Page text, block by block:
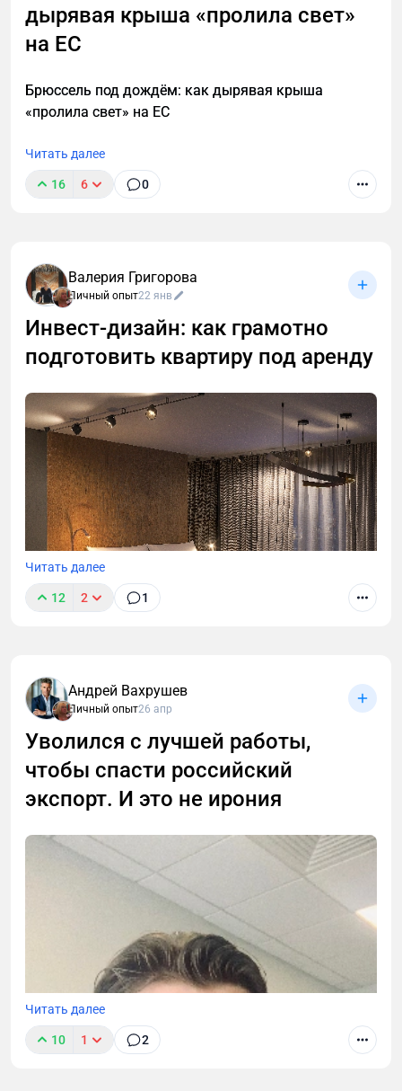
дырявая крыша «пролила свет»
на ЕС
Брюссель под дождём: как дырявая крыша
«пролила свет» на ЕС
Читать далее
16 6 0
Валерия Григорова
Личный опыт22 янв
Инвест‑дизайн: как грамотно
подготовить квартиру под аренду
В этой статье разберём, чем инвестиционный
проект отличается от «классического» ремонта,
как собственнику избежать типичных ошибок и
максимально окупить вложения.
Читать далее
12 2 1
Андрей Вахрушев
Личный опыт26 апр
Уволился с лучшей работы,
чтобы спасти российский
экспорт. И это не ирония
Читать далее
10 1 2